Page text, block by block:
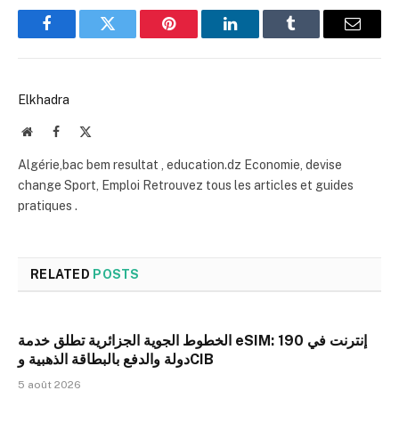
FacebookTwitter Pinterest LinkedInTumblr Email
Elkhadra
WebsiteFacebook
Algérie,bac bem resultat , education.dz Economie, devise
change Sport, Emploi Retrouvez tous les articles et guides
pratiques .
RELATED POSTS
الخطوط الجوية الجزائرية تطلق خدمة eSIM: إنترنت في 190
دولة والدفع بالبطاقة الذهبية وCIB
5 août 2026